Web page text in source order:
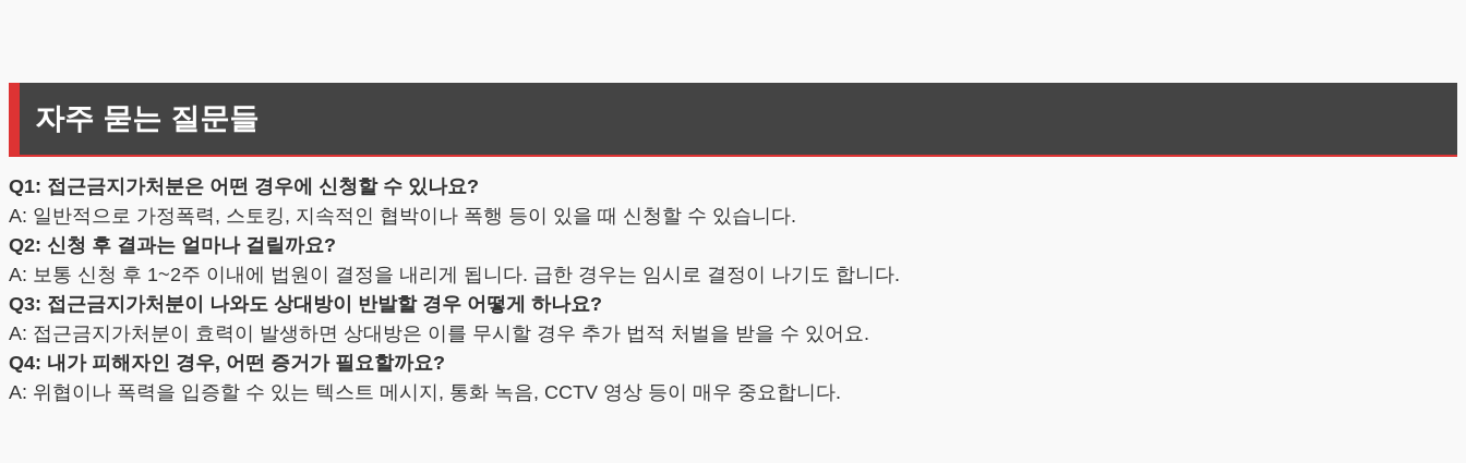
자주 묻는 질문들
Q1: 접근금지가처분은 어떤 경우에 신청할 수 있나요?
A: 일반적으로 가정폭력, 스토킹, 지속적인 협박이나 폭행 등이 있을 때 신청할 수 있습니다.
Q2: 신청 후 결과는 얼마나 걸릴까요?
A: 보통 신청 후 1~2주 이내에 법원이 결정을 내리게 됩니다. 급한 경우는 임시로 결정이 나기도 합니다.
Q3: 접근금지가처분이 나와도 상대방이 반발할 경우 어떻게 하나요?
A: 접근금지가처분이 효력이 발생하면 상대방은 이를 무시할 경우 추가 법적 처벌을 받을 수 있어요.
Q4: 내가 피해자인 경우, 어떤 증거가 필요할까요?
A: 위협이나 폭력을 입증할 수 있는 텍스트 메시지, 통화 녹음, CCTV 영상 등이 매우 중요합니다.